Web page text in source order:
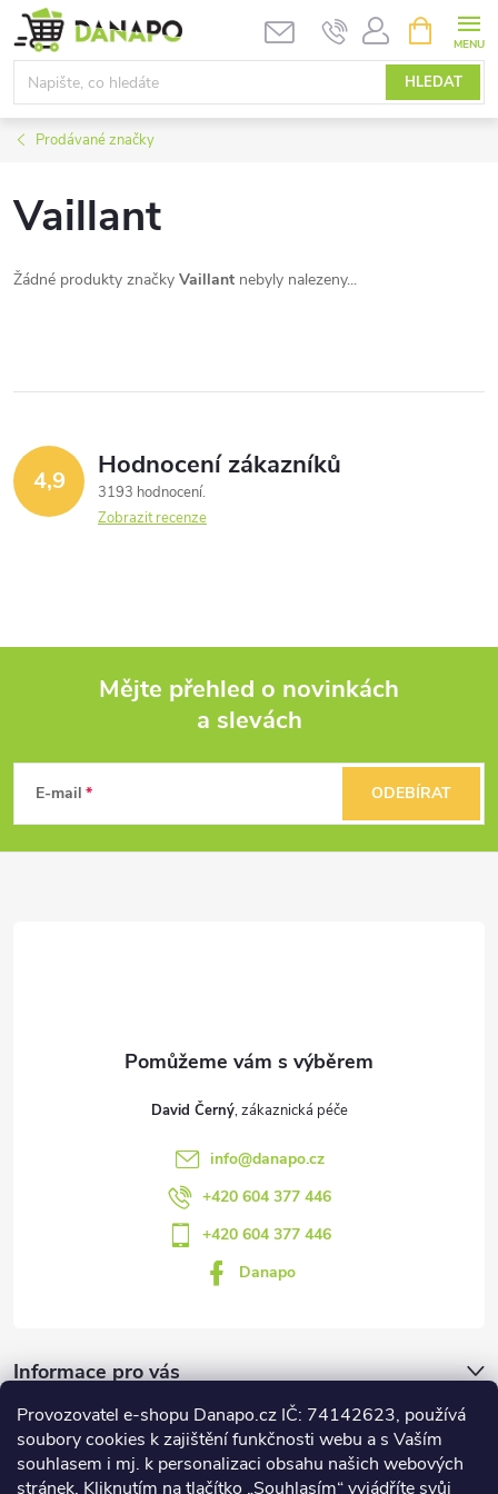
Provozovatel e-shopu Danapo.cz IČ: 74142623, používá
soubory cookies k zajištění funkčnosti webu a s Vaším
souhlasem i mj. k personalizaci obsahu našich webových
stránek. Kliknutím na tlačítko „Souhlasím“ vyjádříte svůj
Přejít
na
obsah
HLEDAT
NÁKUPNÍ
KOŠÍK
Prodávané značky
Vaillant
Žádné produkty značky Vaillant nebyly nalezeny...
4,9 Hodnocení zákazníků
3193 hodnocení
Zobrazit recenze
p
Mějte přehled o novinkách
a slevách
E-mail ODEBÍRAT
David Černý
info@danapo.cz
+420 604 377 446
+420 604 377 446
Danapo
Informace pro vás
Dotazník